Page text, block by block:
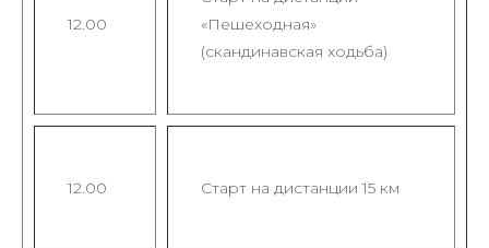
12.00
«Пешеходная»
(скандинавская ходьба)
12.00 Старт на дистанции 15 км